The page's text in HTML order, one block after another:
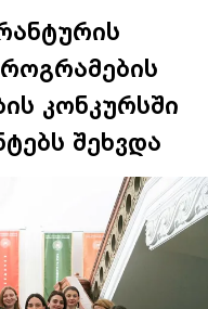
კონკურსში
შეხვდა